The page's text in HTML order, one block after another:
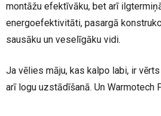
montāžu efektīvāku, bet arī
energoefektivitāti, pasargā
sausāku un veselīgāku vidi.
Ja vēlies māju, kas kalpo labi, ir
arī logu uzstādīšanā. Un Warmotech